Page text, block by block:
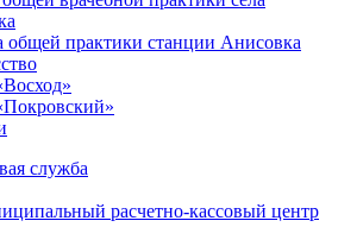
общей практики станции Анисовка